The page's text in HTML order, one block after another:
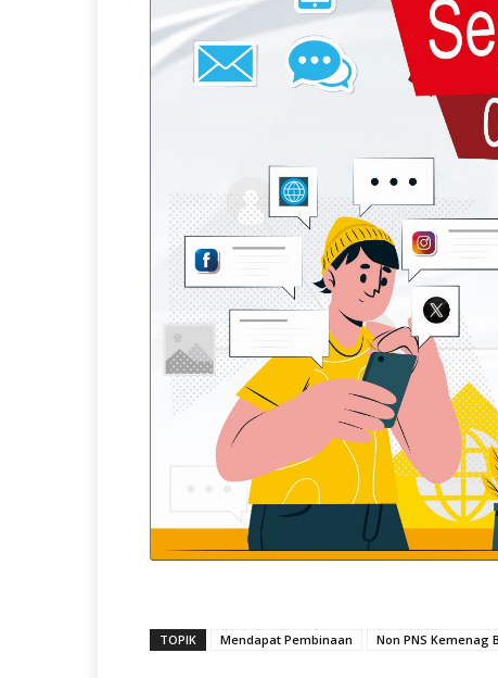
TOPIK Mendapat Pembinaan Non PNS Kemenag